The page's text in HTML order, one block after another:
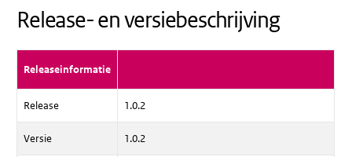
Release- en versiebeschrijving
Releaseinformatie
Release 1.0.2
Versie 1.0.2